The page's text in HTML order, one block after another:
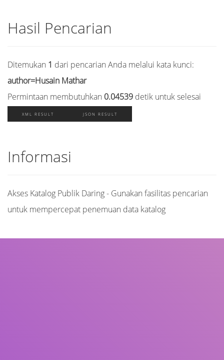
Hasil Pencarian
Ditemukan 1 dari pencarian Anda melalui kata kunci:
author=Husain Mathar
Permintaan membutuhkan 0.04539 detik untuk selesai
XML RESULT JSON RESULT
Informasi
Akses Katalog Publik Daring - Gunakan fasilitas pencarian
untuk mempercepat penemuan data katalog